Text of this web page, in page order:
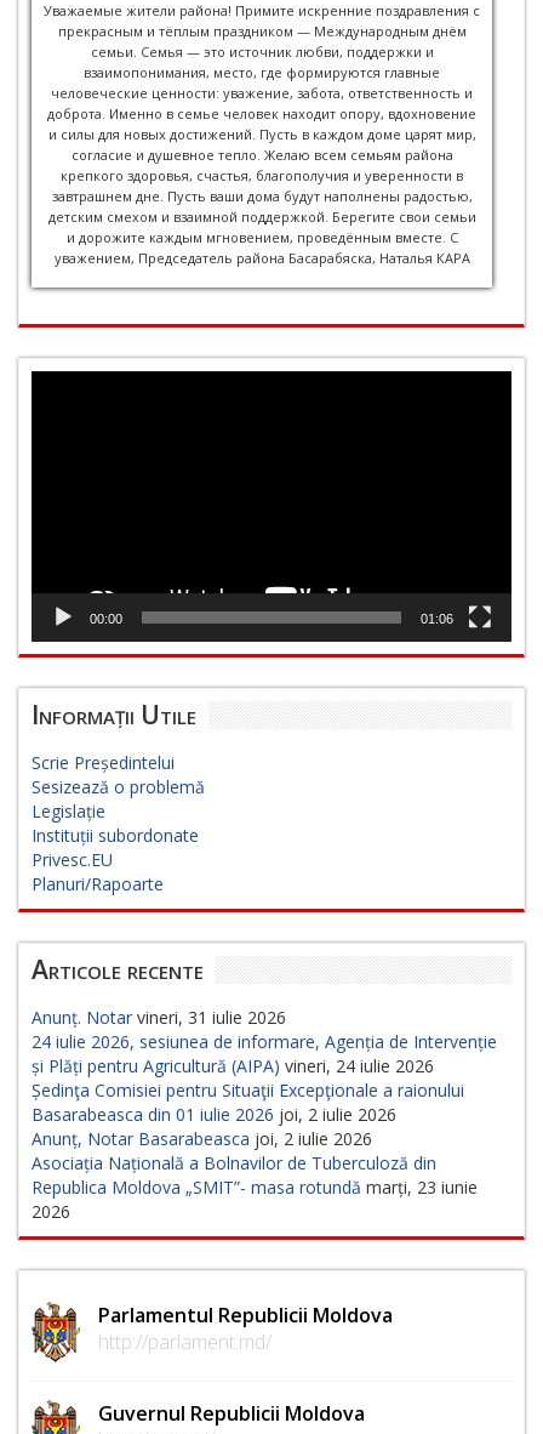
Уважаемые жители района! Примите искренние поздравления с
прекрасным и тёплым праздником — Международным днём
семьи. Семья — это источник любви, поддержки и
взаимопонимания, место, где формируются главные
человеческие ценности: уважение, забота, ответственность и
доброта. Именно в семье человек находит опору, вдохновение
и силы для новых достижений. Пусть в каждом доме царят мир,
согласие и душевное тепло. Желаю всем семьям района
крепкого здоровья, счастья, благополучия и уверенности в
завтрашнем дне. Пусть ваши дома будут наполнены радостью,
детским смехом и взаимной поддержкой. Берегите свои семьи
и дорожите каждым мгновением, проведённым вместе. С
уважением, Председатель района Басарабяска, Наталья КАРА
00:00 01:06
Informații Utile
Scrie Președintelui
Sesizează o problemă
Legislație
Instituții subordonate
Privesc.EU
Planuri/Rapoarte
Articole recente
Anunț. Notar vineri, 31 iulie 2026
24 iulie 2026, sesiunea de informare, Agenția de Intervenție
și Plăți pentru Agricultură (AIPA) vineri, 24 iulie 2026
Ședinţa Comisiei pentru Situaţii Excepţionale a raionului
Basarabeasca din 01 iulie 2026 joi, 2 iulie 2026
Anunț, Notar Basarabeasca joi, 2 iulie 2026
Asociația Națională a Bolnavilor de Tuberculoză din
Republica Moldova „SMIT”- masa rotundă marți, 23 iunie
2026
Parlamentul Republicii Moldova
http://parlament.md/
Guvernul Republicii Moldova